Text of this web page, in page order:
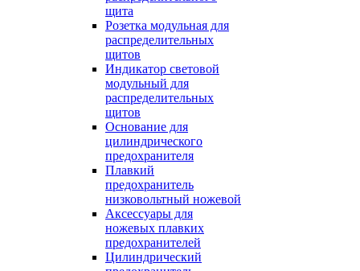
щита
Розетка модульная для
распределительных
щитов
Индикатор световой
модульный для
распределительных
щитов
Основание для
цилиндрического
предохранителя
Плавкий
предохранитель
низковольтный ножевой
Аксессуары для
ножевых плавких
предохранителей
Цилиндрический